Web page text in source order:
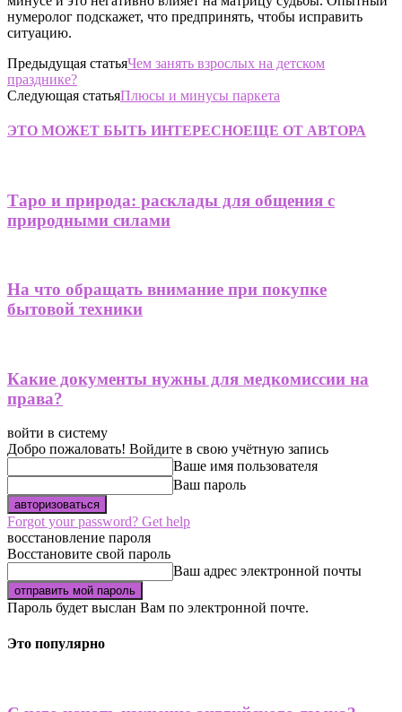
нумеролог подскажет, что предпринять, чтобы исправить
ситуацию.
Предыдущая статьяЧем занять взрослых на детском
празднике?
Следующая статьяПлюсы и минусы паркета
ЭТО МОЖЕТ БЫТЬ ИНТЕРЕСНОЕЩЕ ОТ АВТОРА
Таро и природа: расклады для общения с
природными силами
На что обращать внимание при покупке
бытовой техники
Какие документы нужны для медкомиссии на
права?
войти в систему
Добро пожаловать! Войдите в свою учётную запись
Ваше имя пользователя
Ваш пароль
Forgot your password? Get help
восстановление пароля
Восстановите свой пароль
Ваш адрес электронной почты
Пароль будет выслан Вам по электронной почте.
Это популярно